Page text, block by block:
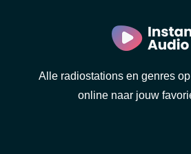
Alle radiostations en genres
online naar jouw